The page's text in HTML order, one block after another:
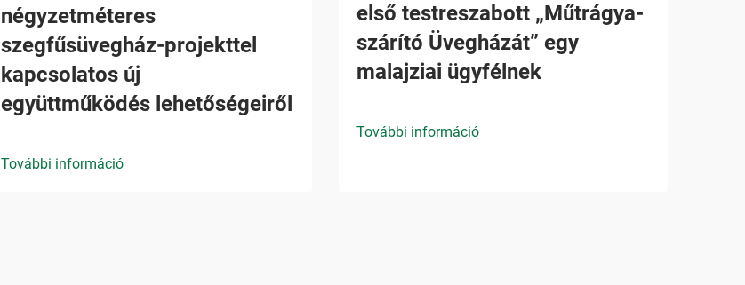
négyzetméteres
szegfűsüvegház-projekttel
kapcsolatos új
együttműködés lehetőségeiről
További információ
első testreszabott „Műtrágya-
szárító Üvegházát” egy
malajziai ügyfélnek
További információ